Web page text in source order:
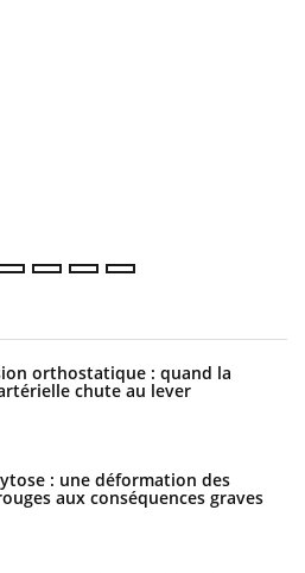
orthostatique : quand la
chute au lever
: une déformation des
aux conséquences graves